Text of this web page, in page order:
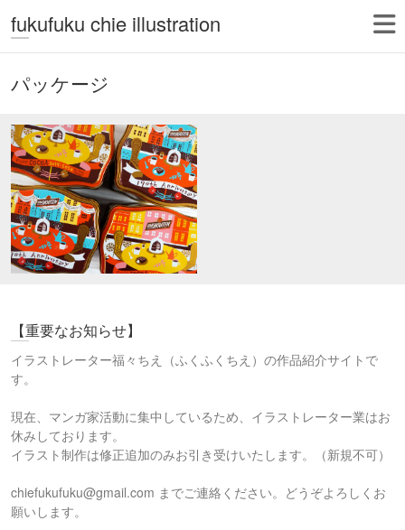
fukufuku chie illustration
パッケージ
【重要なお知らせ】
イラストレーター福々ちえ（ふくふくちえ）の作品紹介サイトで
す。
現在、マンガ家活動に集中しているため、イラストレーター業はお
休みしております。
イラスト制作は修正追加のみお引き受けいたします。（新規不可）
chiefukufuku@gmail.com までご連絡ください。どうぞよろしくお
願いします。